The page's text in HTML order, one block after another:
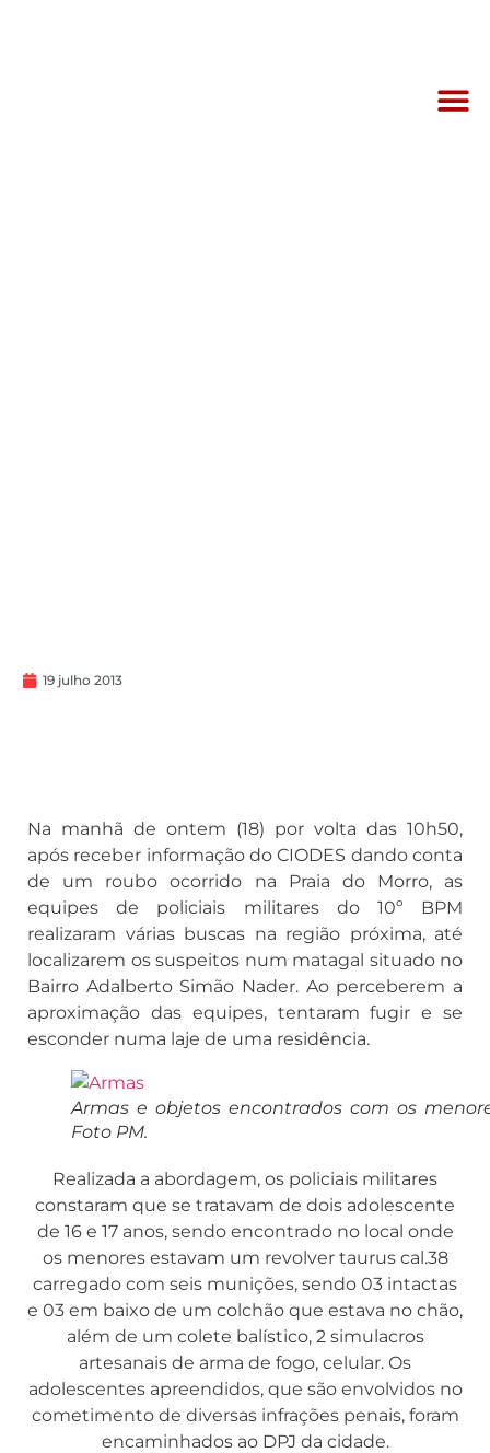
19 julho 2013
Na manhã de ontem (18) por volta das 10h50,
após receber informação do CIODES dando conta
de um roubo ocorrido na Praia do Morro, as
equipes de policiais militares do 10º BPM
realizaram várias buscas na região próxima, até
localizarem os suspeitos num matagal situado no
Bairro Adalberto Simão Nader. Ao perceberem a
aproximação das equipes, tentaram fugir e se
esconder numa laje de uma residência.
Armas e objetos encontrados com os
Foto PM.
Realizada a abordagem, os policiais militares
constaram que se tratavam de dois adolescente
de 16 e 17 anos, sendo encontrado no local onde
os menores estavam um revolver taurus cal.38
carregado com seis munições, sendo 03 intactas
e 03 em baixo de um colchão que estava no chão,
além de um colete balístico, 2 simulacros
artesanais de arma de fogo, celular. Os
adolescentes apreendidos, que são envolvidos no
cometimento de diversas infrações penais, foram
encaminhados ao DPJ da cidade.